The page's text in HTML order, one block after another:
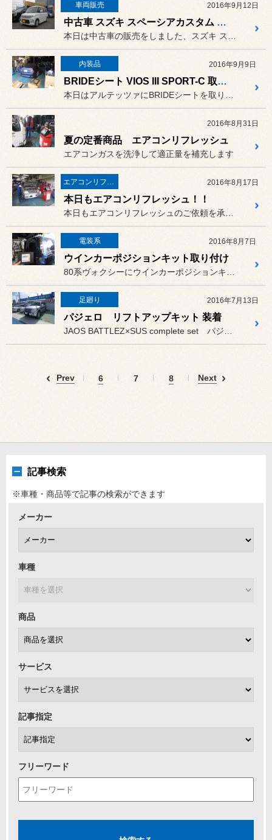
車両販売 2016年9月12日
中古車 スズキ スペーシアカスタム XS 納車
内装品 2016年9月9日
BRIDEシート VIOS III SPORT-C 取り付け
2016年8月31日
夏の定番商品 エアコンリフレッシュ
エアコンガスを洗浄して適正量を補充します
エアコンリフレッシュ 2016年8月17日
本日もエアコンリフレッシュ！！
電装系 2016年8月7日
ウインカーポジションキット取り付け
足廻り 2016年7月13日
パジェロ リフトアップキット 装着
Prev 6 7 8 Next
記事検索
※車種・商品等で記事の検索ができます
メーカー
車種
商品
サービス
記事指定
フリーワード